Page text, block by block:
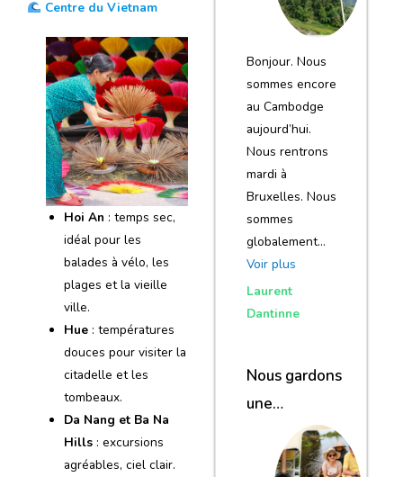
Centre du Vietnam
Hoi An : temps sec,
idéal pour les
balades à vélo, les
plages et la vieille
ville.
Hue : températures
douces pour visiter la
citadelle et les
tombeaux.
Da Nang et Ba Na
Hills : excursions
agréables, ciel clair.
Bonjour. Nous
sommes encore
au Cambodge
aujourd’hui.
Nous rentrons
mardi à
Bruxelles. Nous
sommes
globalement…
Voir plus
Laurent
Dantinne
Nous gardons
une
excellente
impression de